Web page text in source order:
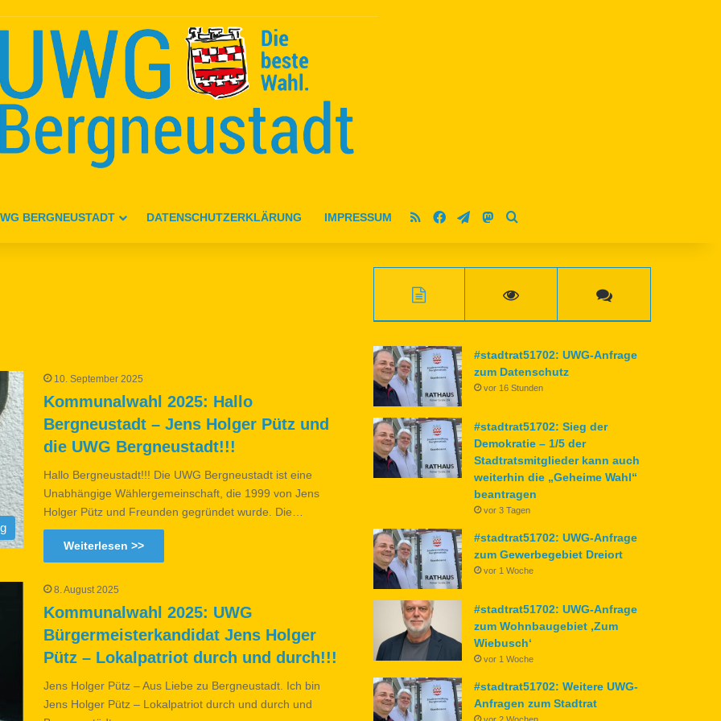
BERGNEUSTADT DATENSCHUTZERKLÄRUNG IMPRESSUM RSS FacebookTelegramMastodon
10. September 2025
Kommunalwahl 2025: Hallo
Bergneustadt – Jens Holger Pütz und
die UWG Bergneustadt!!!
Hallo Bergneustadt!!! Die UWG Bergneustadt ist eine
Unabhängige Wählergemeinschaft, die 1999 von Jens
Holger Pütz und Freunden gegründet wurde. Die…
Weiterlesen >>
8. August 2025
Kommunalwahl 2025: UWG
Bürgermeisterkandidat Jens Holger
Pütz – Lokalpatriot durch und durch!!!
Jens Holger Pütz – Aus Liebe zu Bergneustadt. Ich bin
Jens Holger Pütz – Lokalpatriot durch und durch und
#stadtrat51702: UWG-Anfrage
zum Datenschutz
vor 16 Stunden
#stadtrat51702: Sieg der
Demokratie – 1/5 der
Stadtratsmitglieder kann auch
weiterhin die „Geheime Wahl“
beantragen
vor 3 Tagen
#stadtrat51702: UWG-Anfrage
zum Gewerbegebiet Dreiort
vor 1 Woche
#stadtrat51702: UWG-Anfrage
zum Wohnbaugebiet ‚Zum
Wiebusch‘
vor 1 Woche
#stadtrat51702: Weitere UWG-
Anfragen zum Stadtrat